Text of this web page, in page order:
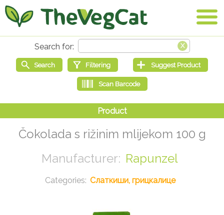
Čokolada s rižinim mlijekom 100 g
Rapunzel
Слаткиши, грицкалице